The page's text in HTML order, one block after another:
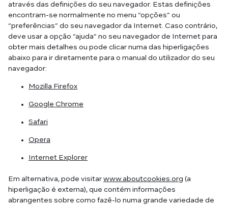
através das definições do seu navegador. Estas definições
encontram-se normalmente no menu “opções” ou
“preferências” do seu navegador da Internet. Caso contrário,
deve usar a opção “ajuda” no seu navegador de Internet para
obter mais detalhes ou pode clicar numa das hiperligações
abaixo para ir diretamente para o manual do utilizador do seu
navegador:
Mozilla Firefox
Google Chrome
Safari
Opera
Internet Explorer
Em alternativa, pode visitar www.aboutcookies.org (a
hiperligação é externa), que contém informações
abrangentes sobre como fazê-lo numa grande variedade de